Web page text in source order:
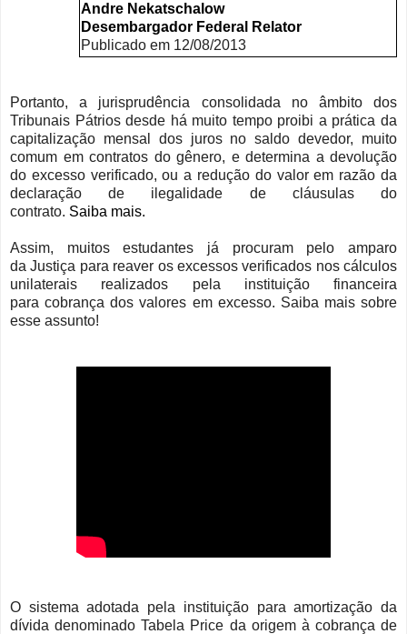
Andre Nekatschalow
Desembargador Federal
Relator
Publicado em 12/08/2013
Portanto, a jurisprudência consolidada no âmbito dos
Tribunais Pátrios desde há muito tempo proibi a prática da
capitalização mensal dos juros no saldo devedor, muito
comum em contratos do gênero, e determina a devolução
do excesso verificado, ou a redução do valor em razão da
declaração de ilegalidade de cláusulas do
contrato. Saiba mais.
Assim, muitos estudantes já procuram pelo amparo
da Justiça para reaver os excessos verificados nos cálculos
unilaterais realizados pela instituição financeira
para cobrança dos valores em excesso. Saiba mais sobre
esse assunto!
O sistema adotada pela instituição para amortização da
dívida denominado Tabela Price da origem à cobrança de